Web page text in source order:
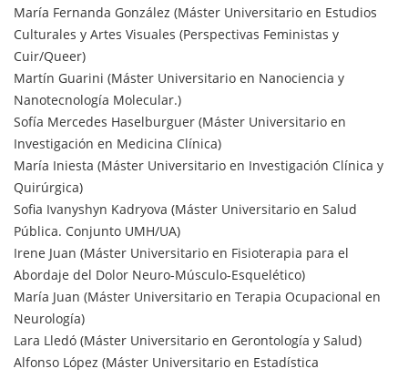
María Fernanda González (Máster Universitario en Estudios
Culturales y Artes Visuales (Perspectivas Feministas y
Cuir/Queer)
Martín Guarini (Máster Universitario en Nanociencia y
Nanotecnología Molecular.)
Sofía Mercedes Haselburguer (Máster Universitario en
Investigación en Medicina Clínica)
María Iniesta (Máster Universitario en Investigación Clínica y
Quirúrgica)
Sofia Ivanyshyn Kadryova (Máster Universitario en Salud
Pública. Conjunto UMH/UA)
Irene Juan (Máster Universitario en Fisioterapia para el
Abordaje del Dolor Neuro-Músculo-Esquelético)
María Juan (Máster Universitario en Terapia Ocupacional en
Neurología)
Lara Lledó (Máster Universitario en Gerontología y Salud)
Alfonso López (Máster Universitario en Estadística